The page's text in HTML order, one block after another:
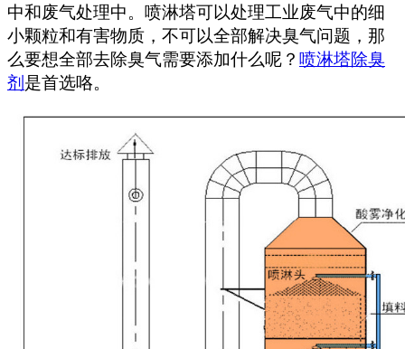
中和废气处理中。喷淋塔可以处理工业废气中的细
小颗粒和有害物质，不可以全部解决臭气问题，那
么要想全部去除臭气需要添加什么呢？ 喷淋塔除臭
剂 是首选咯。